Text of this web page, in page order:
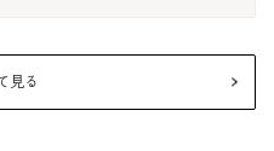
見る